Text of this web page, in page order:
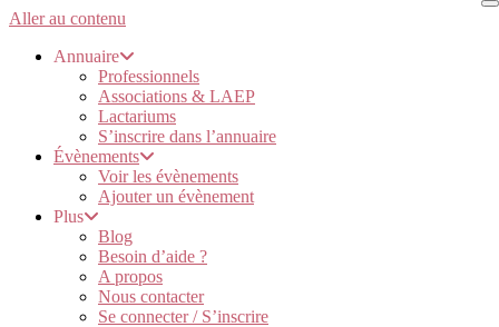
Aller au contenu
Annuaire
Professionnels
Associations & LAEP
Lactariums
S’inscrire dans l’annuaire
Évènements
Voir les évènements
Ajouter un évènement
Plus
Blog
Besoin d’aide ?
A propos
Nous contacter
Se connecter / S’inscrire